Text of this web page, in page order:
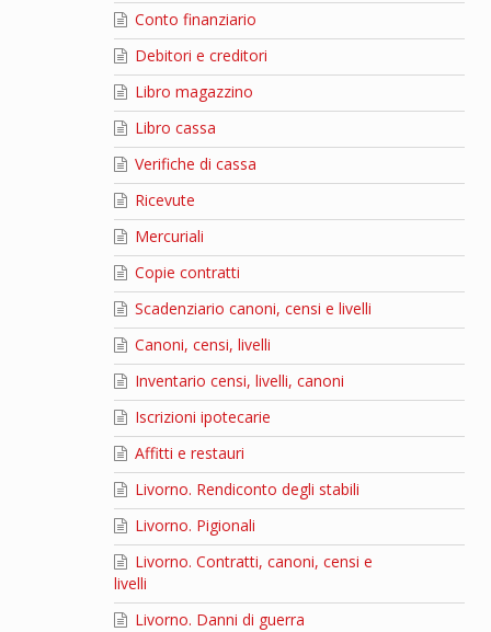
Conto finanziario
Debitori e creditori
Libro magazzino
Libro cassa
Verifiche di cassa
Ricevute
Mercuriali
Copie contratti
Scadenziario canoni, censi e livelli
Canoni, censi, livelli
Inventario censi, livelli, canoni
Iscrizioni ipotecarie
Affitti e restauri
Livorno. Rendiconto degli stabili
Livorno. Pigionali
Livorno. Contratti, canoni, censi e
livelli
Livorno. Danni di guerra